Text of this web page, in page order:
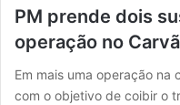
PM prende dois
operação no
Em mais uma operação na
com o objetivo de coibir o